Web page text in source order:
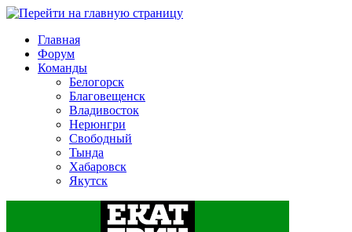
Главная
Форум
Команды
Белогорск
Благовещенск
Владивосток
Нерюнгри
Свободный
Тында
Хабаровск
Якутск